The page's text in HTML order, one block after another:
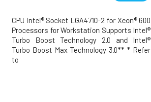
CPU Intel® Socket LGA4710-2 for Xeon® 600
Processors for Workstation Supports Intel®
Turbo Boost Technology 2.0 and Intel®
Turbo Boost Max Technology 3.0** * Refer
to